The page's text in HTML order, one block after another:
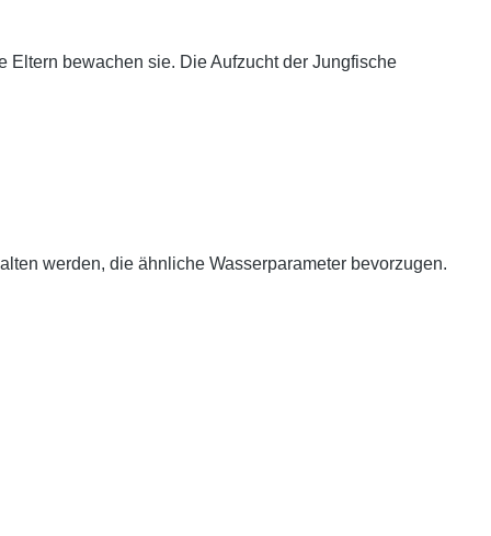
bewachen sie. Die Aufzucht der Jungfische
werden, die ähnliche Wasserparameter bevorzugen.